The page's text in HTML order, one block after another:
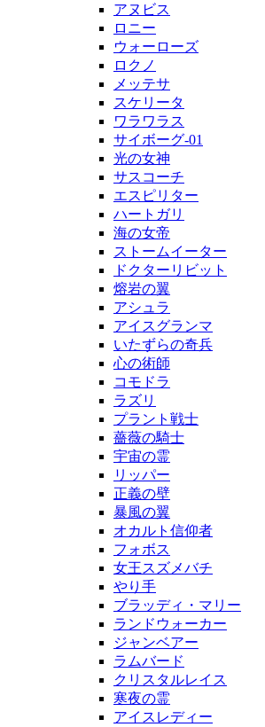
アヌビス
ロニー
ウォーローズ
ロクノ
メッテサ
スケリータ
ワラワラス
サイボーグ-01
光の女神
サスコーチ
エスピリター
ハートガリ
海の女帝
ストームイーター
ドクターリビット
熔岩の翼
アシュラ
アイスグランマ
いたずらの奇兵
心の術師
コモドラ
ラズリ
プラント戦士
薔薇の騎士
宇宙の霊
リッパー
正義の壁
暴風の翼
オカルト信仰者
フォボス
女王スズメバチ
やり手
ブラッディ・マリー
ランドウォーカー
ジャンベアー
ラムバード
クリスタルレイス
寒夜の霊
アイスレディー